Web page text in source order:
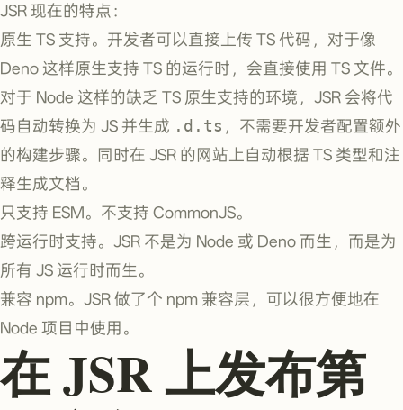
JSR 现在的特点：
原生 TS 支持。开发者可以直接上传 TS 代码，对于像
Deno 这样原生支持 TS 的运行时，会直接使用 TS 文件。
对于 Node 这样的缺乏 TS 原生支持的环境，JSR 会将代
码自动转换为 JS 并生成 .d.ts ，不需要开发者配置额外
的构建步骤。同时在 JSR 的网站上自动根据 TS 类型和注
释生成文档。
只支持 ESM。不支持 CommonJS。
跨运行时支持。JSR 不是为 Node 或 Deno 而生，而是为
所有 JS 运行时而生。
兼容 npm。JSR 做了个 npm 兼容层，可以很方便地在
Node 项目中使用。
在 JSR 上发布第